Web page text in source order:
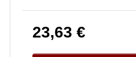
23,63 €